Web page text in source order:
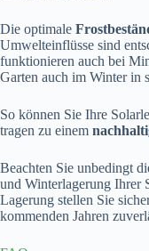
Die optimale
Umwelteinflüsse sind
funktionieren auch bei
Garten auch im Winter in
So können Sie Ihre
tragen zu einem
Beachten Sie unbedingt
und Winterlagerung Ihrer
Lagerung stellen Sie
kommenden Jahren